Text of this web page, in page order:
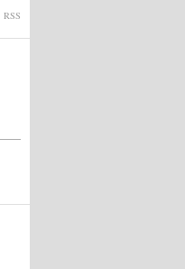
RSS